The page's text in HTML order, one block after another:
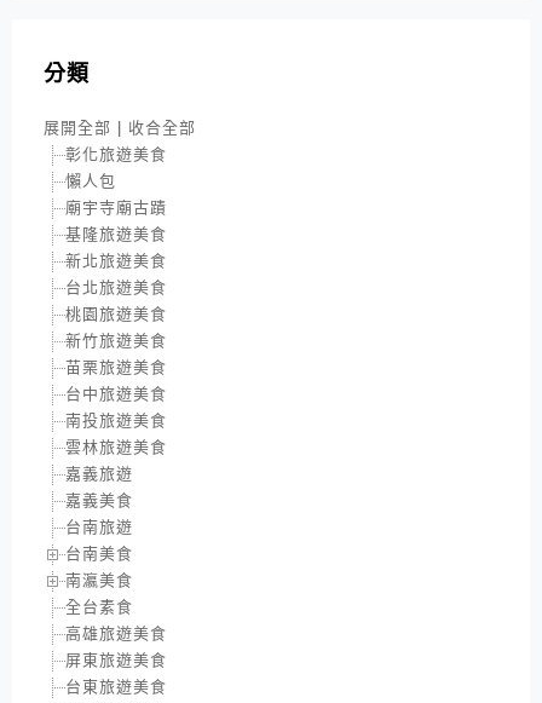
分類
展開全部
收合全部
彰化旅遊美食
懶人包
廟宇寺廟古蹟
基隆旅遊美食
新北旅遊美食
台北旅遊美食
桃園旅遊美食
新竹旅遊美食
苗栗旅遊美食
台中旅遊美食
南投旅遊美食
雲林旅遊美食
嘉義旅遊
嘉義美食
台南旅遊
台南美食
南瀛美食
全台素食
高雄旅遊美食
屏東旅遊美食
台東旅遊美食